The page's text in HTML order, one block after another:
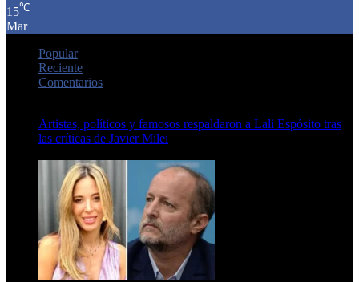
15℃
Mar
Popular
Reciente
Comentarios
Artistas, políticos y famosos respaldaron a Lali Espósito tras
las críticas de Javier Milei